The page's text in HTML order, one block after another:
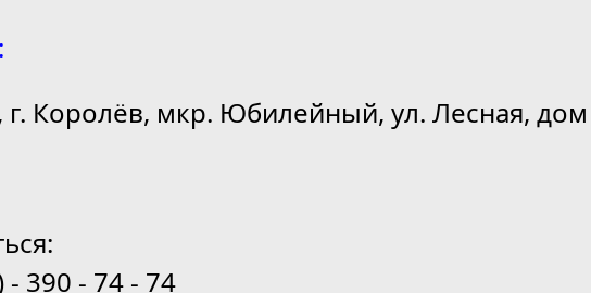
г. Королёв, мкр. Юбилейный, ул. Лесная,
390 - 74 - 74